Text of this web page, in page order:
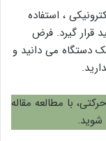
، استفاده
قرار گیرد. فرض
دستگاه می دانید و
با مطالعه مقاله
شوید.